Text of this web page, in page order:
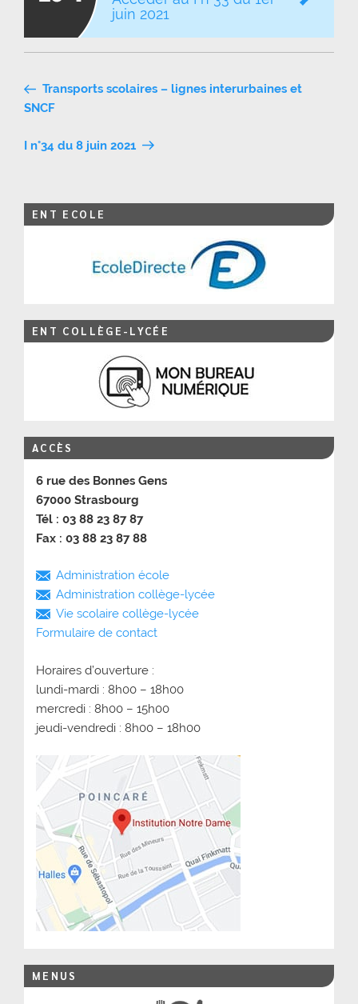
juin 2021
Navigation
de
l’article
Transports scolaires – lignes interurbaines et
SNCF
I n°34 du 8 juin 2021
ENT ECOLE
ENT COLLÈGE-LYCÉE
ACCÈS
6 rue des Bonnes Gens
67000 Strasbourg
Tél : 03 88 23 87 87
Fax : 03 88 23 87 88
Administration école
Administration collège-lycée
Vie scolaire collège-lycée
Formulaire de contact
Horaires d’ouverture :
lundi-mardi : 8h00 – 18h00
mercredi : 8h00 – 15h00
jeudi-vendredi : 8h00 – 18h00
MENUS